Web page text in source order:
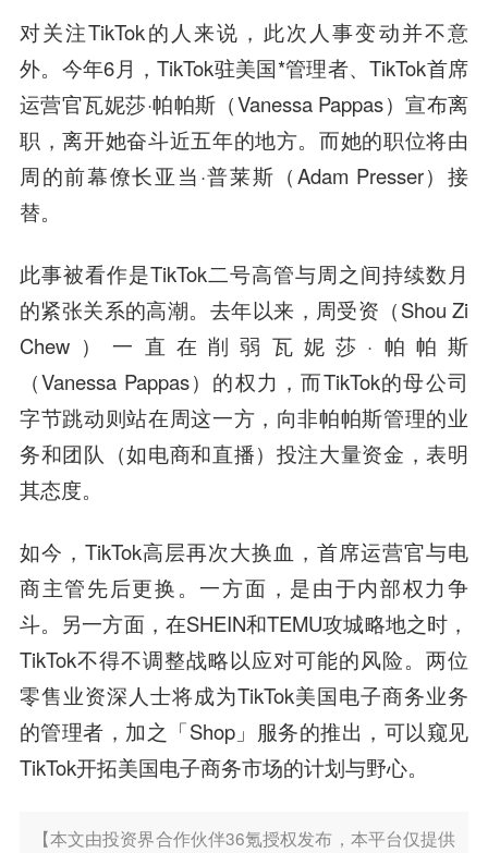
对关注TikTok的人来说，此次人事变动并不意
外。今年6月，TikTok驻美国*管理者、TikTok首席
运营官瓦妮莎·帕帕斯（Vanessa Pappas）宣布离
职，离开她奋斗近五年的地方。而她的职位将由
周的前幕僚长亚当·普莱斯（Adam Presser）接
替。
此事被看作是TikTok二号高管与周之间持续数月
的紧张关系的高潮。去年以来，周受资（Shou Zi
Chew）一直在削弱瓦妮莎·帕帕斯
（Vanessa Pappas）的权力，而TikTok的母公司
字节跳动则站在周这一方，向非帕帕斯管理的业
务和团队（如电商和直播）投注大量资金，表明
其态度。
如今，TikTok高层再次大换血，首席运营官与电
商主管先后更换。一方面，是由于内部权力争
斗。另一方面，在SHEIN和TEMU攻城略地之时，
TikTok不得不调整战略以应对可能的风险。两位
零售业资深人士将成为TikTok美国电子商务业务
的管理者，加之「Shop」服务的推出，可以窥见
TikTok开拓美国电子商务市场的计划与野心。
【本文由投资界合作伙伴36氪授权发布，本平台仅提供